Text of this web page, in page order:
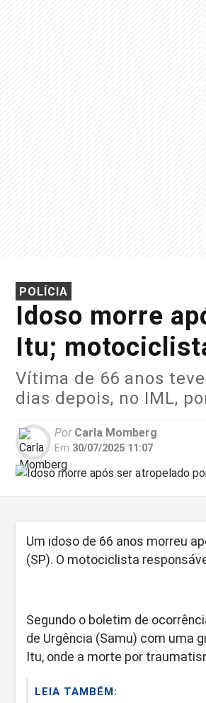
POLÍCIA
Idoso morre
Itu;
Vítima de 66 anos
dias depois, no IML,
PorCarla Momberg
Em 30/07/2025 11:07
Um idoso de 66 anos morreu
(SP). O motociclista
Segundo o boletim de
de Urgência (Samu) com uma
Itu, onde a morte por
LEIA TAMBÉM: